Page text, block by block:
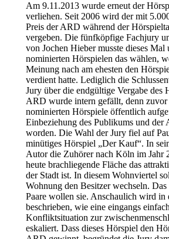
Am 9.11.2013 wurde erneut der
verliehen. Seit 2006 wird der mit
Preis der ARD während der
vergeben. Die fünfköpfige Fachjury
von Jochen Hieber musste dieses Mal
nominierten Hörspielen das wählen,
Meinung nach am ehesten den
verdient hatte. Lediglich die
Jury über die endgültige Vergabe des
ARD wurde intern gefällt, denn zuvor
nominierten Hörspiele öffentlich
Einbeziehung des Publikums und der
worden. Die Wahl der Jury fiel auf
minütiges Hörspiel „Der Kauf“. In
Autor die Zuhörer nach Köln im Jahr
heute brachliegende Fläche das
der Stadt ist. In diesem Wohnviertel
Wohnung den Besitzer wechseln.
Paare wollen sie. Anschaulich wird in
beschrieben, wie eine eingangs
Konfliktsituation zur
eskaliert. Dass dieses Hörspiel den